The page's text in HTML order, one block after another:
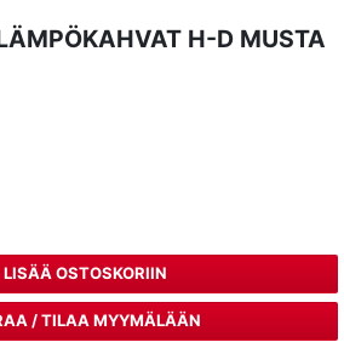
H-D MUSTA
LISÄÄ OSTOSKORIIN
/ TILAA MYYMÄLÄÄN